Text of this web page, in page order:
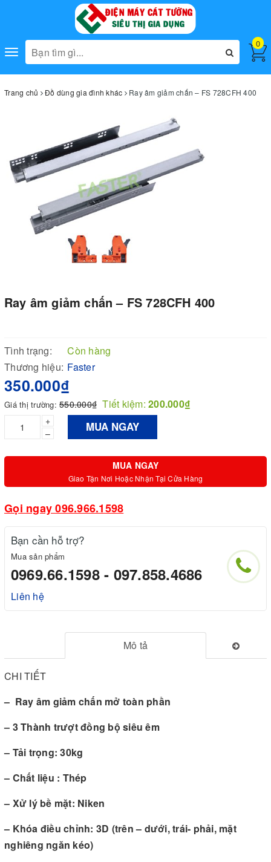
Toggle
navigation
0
Trang chủ Đồ dùng gia đình khác Ray âm giảm chấn – FS 728CFH 400
Ray âm giảm chấn – FS 728CFH 400
Tình trạng:
Còn hàng
Thương hiệu: Faster
350.000₫
Giá thị trường: 550.000₫ Tiết kiệm: 200.000₫
+
–
MUA NGAY
MUA NGAY
Giao Tận Nơi Hoặc Nhận Tại Cửa Hàng
Gọi ngay 096.966.1598
Bạn cần hỗ trợ?
Mua sản phẩm
0969.66.1598 - 097.858.4686
Liên hệ
Mô tả
CHI TIẾT
– Ray âm giảm chấn mở toàn phần
– 3 Thành trượt đồng bộ siêu êm
– Tải trọng: 30kg
– Chất liệu : Thép
– Xử lý bề mặt: Niken
– Khóa điều chỉnh: 3D (trên – dưới, trái- phải, mặt
nghiêng ngăn kéo)